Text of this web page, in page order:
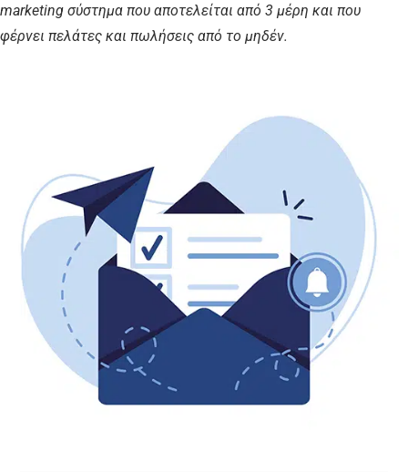
marketing σύστημα που αποτελείται από 3 μέρη και που
φέρνει πελάτες και πωλήσεις από το μηδέν.